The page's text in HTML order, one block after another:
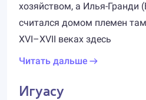
хозяйством, а Илья-Гранди
считался домом племен
XVI–XVII веках здесь
Читать дальше
Игуасу